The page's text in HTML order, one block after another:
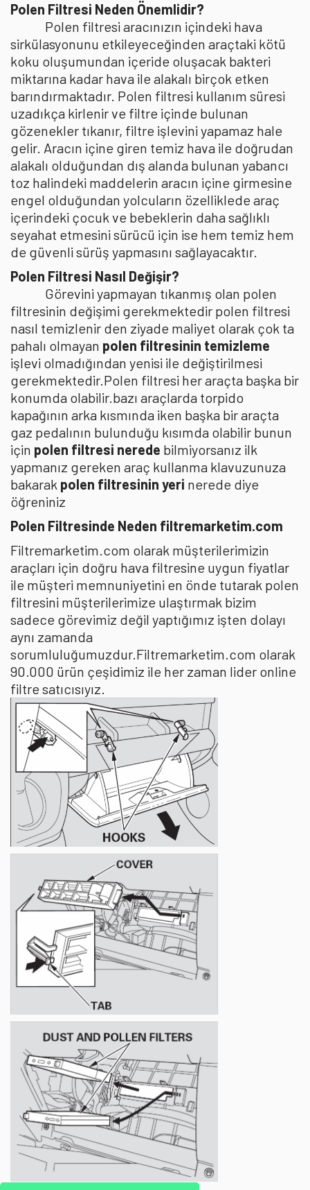
Polen Filtresi Neden Önemlidir?
Polen filtresi aracınızın içindeki hava
sirkülasyonunu etkileyeceğinden araçtaki kötü
koku oluşumundan içeride oluşacak bakteri
miktarına kadar hava ile alakalı birçok etken
barındırmaktadır. Polen filtresi kullanım süresi
uzadıkça kirlenir ve filtre içinde bulunan
gözenekler tıkanır, filtre işlevini yapamaz hale
gelir. Aracın içine giren temiz hava ile doğrudan
alakalı olduğundan dış alanda bulunan yabancı
toz halindeki maddelerin aracın içine girmesine
engel olduğundan yolcuların özelliklede araç
içerindeki çocuk ve bebeklerin daha sağlıklı
seyahat etmesini sürücü için ise hem temiz hem
de güvenli sürüş yapmasını sağlayacaktır.
Polen Filtresi Nasıl Değişir?
Görevini yapmayan tıkanmış olan polen
filtresinin değişimi gerekmektedir polen filtresi
nasıl temizlenir den ziyade maliyet olarak çok ta
pahalı olmayan polen filtresinin temizleme
işlevi olmadığından yenisi ile değiştirilmesi
gerekmektedir.Polen filtresi her araçta başka bir
konumda olabilir.bazı araçlarda torpido
kapağının arka kısmında iken başka bir araçta
gaz pedalının bulunduğu kısımda olabilir bunun
için polen filtresi nerede bilmiyorsanız ilk
yapmanız gereken araç kullanma klavuzunuza
bakarak polen filtresinin yeri nerede diye
öğreniniz
Polen Filtresinde Neden filtremarketim.com
Filtremarketim.com olarak müşterilerimizin
araçları için doğru hava filtresine uygun fiyatlar
ile müşteri memnuniyetini en önde tutarak polen
filtresini müşterilerimize ulaştırmak bizim
sadece görevimiz değil yaptığımız işten dolayı
aynı zamanda
sorumluluğumuzdur.Filtremarketim.com olarak
90.000 ürün çeşidimiz ile her zaman lider online
filtre satıcısıyız.